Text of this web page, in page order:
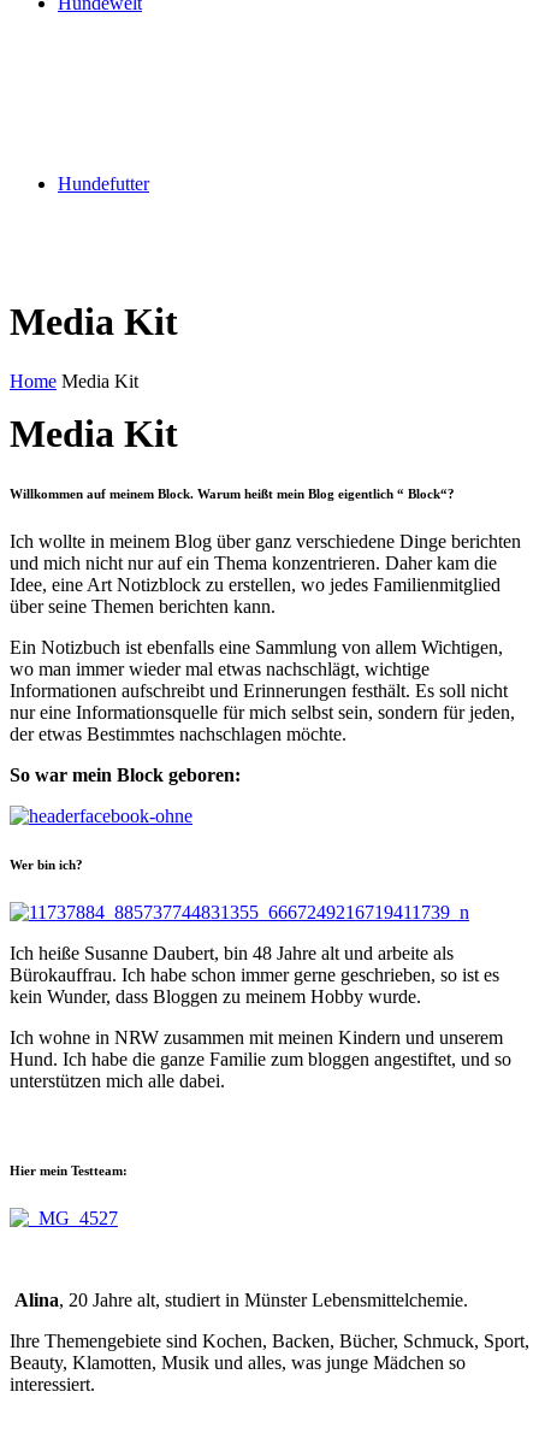
Hundefutter
Media Kit
Home Media Kit
Media Kit
Willkommen auf meinem Block. Warum heißt mein Blog eigentlich “ Block“?
Ich wollte in meinem Blog über ganz verschiedene Dinge berichten
und mich nicht nur auf ein Thema konzentrieren. Daher kam die
Idee, eine Art Notizblock zu erstellen, wo jedes Familienmitglied
über seine Themen berichten kann.
Ein Notizbuch ist ebenfalls eine Sammlung von allem Wichtigen,
wo man immer wieder mal etwas nachschlägt, wichtige
Informationen aufschreibt und Erinnerungen festhält. Es soll nicht
nur eine Informationsquelle für mich selbst sein, sondern für jeden,
der etwas Bestimmtes nachschlagen möchte.
So war mein Block geboren:
Wer bin ich?
Ich heiße Susanne Daubert, bin 48 Jahre alt und arbeite als
Bürokauffrau. Ich habe schon immer gerne geschrieben, so ist es
kein Wunder, dass Bloggen zu meinem Hobby wurde.
Ich wohne in NRW zusammen mit meinen Kindern und unserem
Hund. Ich habe die ganze Familie zum bloggen angestiftet, und so
unterstützen mich alle dabei.
Hier mein Testteam:
Alina, 20 Jahre alt, studiert in Münster Lebensmittelchemie.
Ihre Themengebiete sind Kochen, Backen, Bücher, Schmuck, Sport,
Beauty, Klamotten, Musik und alles, was junge Mädchen so
interessiert.